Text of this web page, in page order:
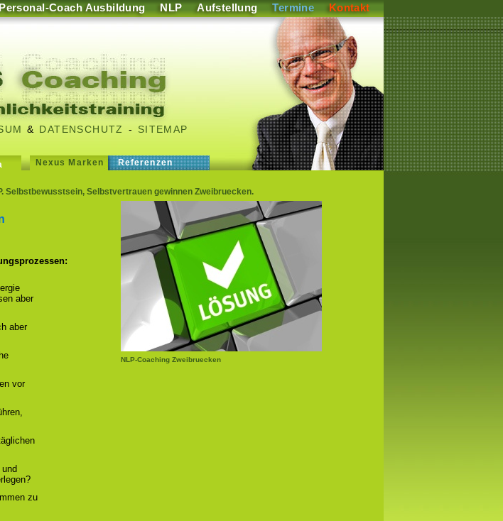
Personal-Coach Ausbildung NLP Aufstellung Termine Kontakt
& DATENSCHUTZ - SITEMAP
Nexus Marken Referenzen
Selbstvertrauen gewinnen Zweibruecken.
NLP-Coaching Zweibruecken
aber
aber
vor
zu